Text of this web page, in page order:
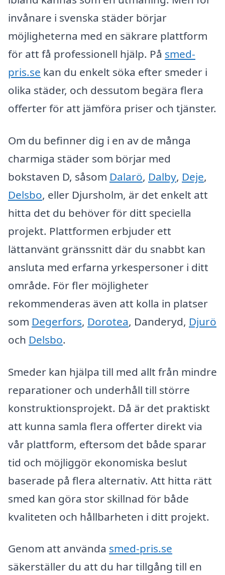
invånare i svenska städer börjar
möjligheterna med en säkrare plattform
för att få professionell hjälp. På smed-
pris.se kan du enkelt söka efter smeder i
olika städer, och dessutom begära flera
offerter för att jämföra priser och tjänster.
Om du befinner dig i en av de många
charmiga städer som börjar med
bokstaven D, såsom Dalarö, Dalby, Deje,
Delsbo, eller Djursholm, är det enkelt att
hitta det du behöver för ditt speciella
projekt. Plattformen erbjuder ett
lättanvänt gränssnitt där du snabbt kan
ansluta med erfarna yrkespersoner i ditt
område. För fler möjligheter
rekommenderas även att kolla in platser
som Degerfors, Dorotea, Danderyd, Djurö
och Delsbo.
Smeder kan hjälpa till med allt från mindre
reparationer och underhåll till större
konstruktionsprojekt. Då är det praktiskt
att kunna samla flera offerter direkt via
vår plattform, eftersom det både sparar
tid och möjliggör ekonomiska beslut
baserade på flera alternativ. Att hitta rätt
smed kan göra stor skillnad för både
kvaliteten och hållbarheten i ditt projekt.
Genom att använda smed-pris.se
säkerställer du att du har tillgång till en